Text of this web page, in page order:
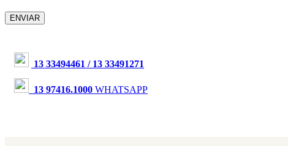
ENVIAR
13 33494461 / 13 33491271
13 97416.1000 WHATSAPP